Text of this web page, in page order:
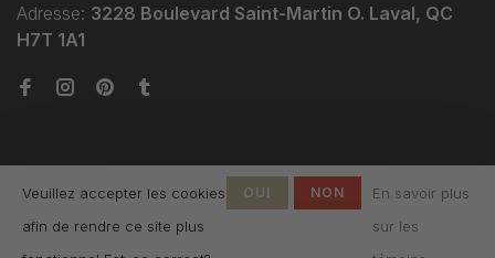
Adresse: 3228 Boulevard Saint-Martin O. Laval, QC
H7T 1A1
© Copyright 2026 Boutique
Veuillez accepter les cookies
afin de rendre ce site plus
OUI NON
En savoir plus
sur les